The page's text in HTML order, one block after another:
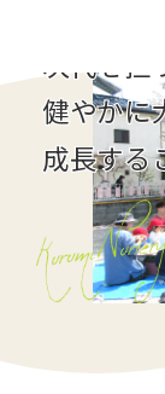
次代を担
健やかに
成長する